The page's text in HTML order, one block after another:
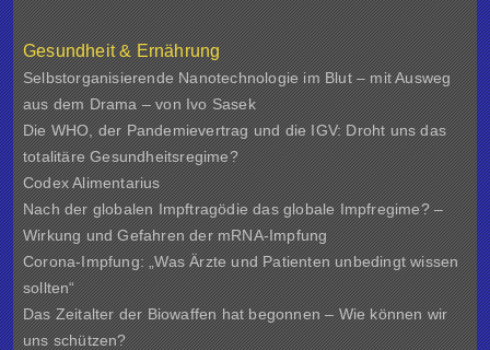
Gesundheit & Ernährung
Selbstorganisierende Nanotechnologie im Blut – mit Ausweg
aus dem Drama – von Ivo Sasek
Die WHO, der Pandemievertrag und die IGV: Droht uns das
totalitäre Gesundheitsregime?
Codex Alimentarius
Nach der globalen Impftragödie das globale Impfregime? –
Wirkung und Gefahren der mRNA-Impfung
Corona-Impfung: „Was Ärzte und Patienten unbedingt wissen
sollten“
Das Zeitalter der Biowaffen hat begonnen – Wie können wir
uns schützen?